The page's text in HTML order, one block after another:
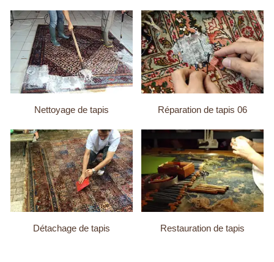
Nettoyage de tapis Réparation de tapis 06
Détachage de tapis Restauration de tapis